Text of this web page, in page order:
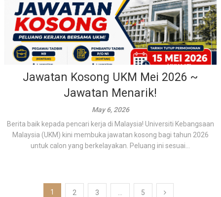
Jawatan Kosong UKM Mei 2026 ~
Jawatan Menarik!
May 6, 2026
Berita baik kepada pencari kerja di Malaysia! Universiti Kebangsaan
Malaysia (UKM) kini membuka jawatan kosong bagi tahun 2026
untuk calon yang berkelayakan. Peluang ini sesuai...
1 2 3 5